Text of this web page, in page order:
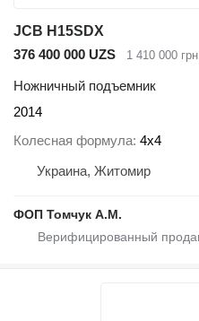
JCB H15SDX
376 400 000 UZS
1 410 000 грн
Ножничный подъемник
2014
Колесная формула 4x4
Украина, Житомир
ФОП Томчук А.М.